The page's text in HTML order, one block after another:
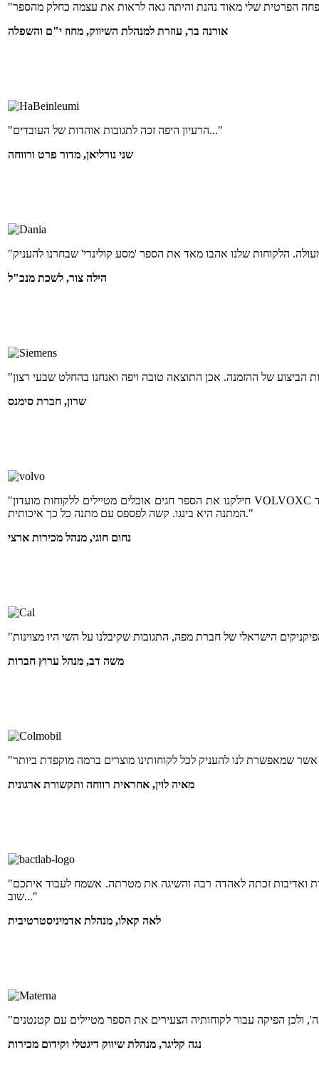
אורנה בר, עוזרת למנהלת השיווק, מחוז י"ם והשפלה
"הרעיון היפה זכה לתגובות אוהדות של העובדים..."
שני נורליאן, מדור פרט ורווחה
הילה צור, לשכת מנכ"ל
שרון, חברת סימנס
"חילקנו את הספר חגים אוכלים מטיילים ללקוחות מועדון VOLVOXC וקיבלנו תגובות מדהימות. זאת הפעם השנייה שאנחנו נותנים במתנה ספר של מפה ותמיד
המתנה היא בינגו. קשה לפספס עם מתנה כל כך איכותית."
נחום חוגי, מנהל מכירות ארצי
משה דב, מנהל ערוץ חברות
מאיה לוין, אחראית רווחה ותקשורת ארגונית
"היה ממש תענוג לעבוד איתכם! מפת הטעמים שהופקו עבור לקוחותינו במקצועיות, בזריזות ואדיבות זכתה לאהדה רבה והשיגה את מטרתה. אשמח לעבוד איתכם
שוב..."
לאה קאלו, מנהלת אדמיניסטרטיבית
נגה קליגר, מנהלת שיווק דיגטלי וקידום מכירות